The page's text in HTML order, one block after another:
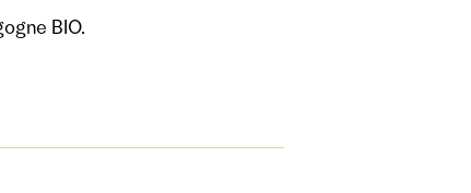
BIO.